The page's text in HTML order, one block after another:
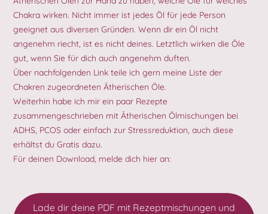
Chakra wirken. Nicht immer ist jedes Öl für jede Person
geeignet aus diversen Gründen. Wenn dir ein Öl nicht
angenehm riecht, ist es nicht deines. Letztlich wirken die Öle
gut, wenn Sie für dich auch angenehm duften.
Über nachfolgenden Link teile ich gern meine Liste der
Chakren zugeordneten Ätherischen Öle.
Weiterhin habe ich mir ein paar Rezepte
zusammengeschrieben mit Ätherischen Ölmischungen bei
ADHS, PCOS oder einfach zur Stressreduktion, auch diese
erhältst du Gratis dazu.
Für deinen Download, melde dich hier an:
Lade dir deine PDF mit Rezeptmischungen und